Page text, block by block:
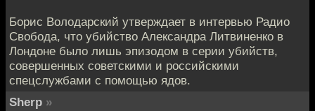
Борис Володарский утверждает в интервью Радио
Свобода, что убийство Александра Литвиненко в
Лондоне было лишь эпизодом в серии убийств,
совершенных советскими и российскими
спецслужбами с помощью ядов.
Sherp »